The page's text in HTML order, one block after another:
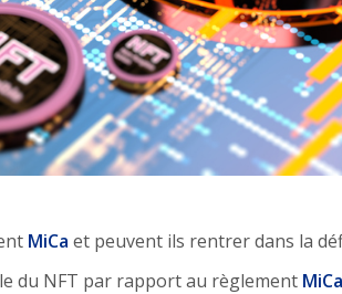
MiCa et peuvent ils rentrer dans la
du NFT par rapport au règlement